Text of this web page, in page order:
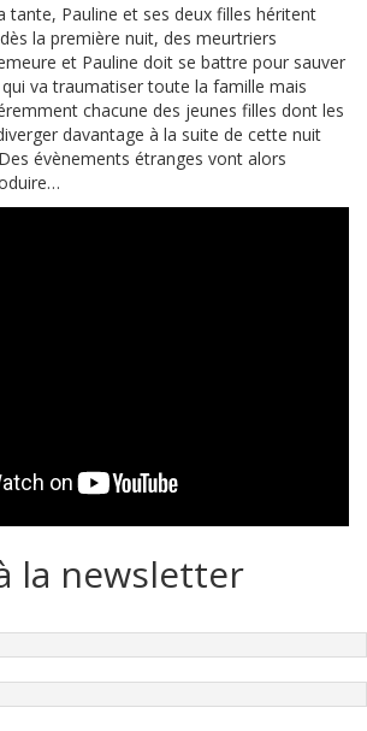
tante, Pauline et ses deux filles héritent
la première nuit, des meurtriers
et Pauline doit se battre pour sauver
va traumatiser toute la famille mais
chacune des jeunes filles dont les
davantage à la suite de cette nuit
évènements étranges vont alors
la newsletter